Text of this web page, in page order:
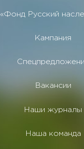
«Фонд Русский
Кампания
Вакансии
Наши журналы
Наша команда